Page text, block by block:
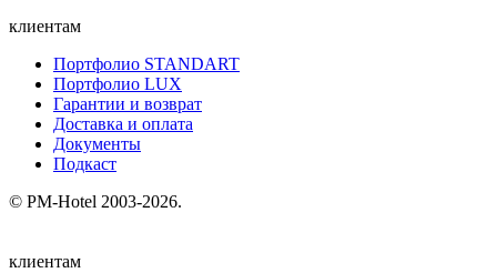
клиентам
Портфолио STANDART
Портфолио LUX
Гарантии и возврат
Доставка и оплата
Документы
Подкаст
© PM-Hotel 2003-2026.
клиентам